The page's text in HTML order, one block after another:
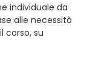
individuale da
alle necessità
corso, su